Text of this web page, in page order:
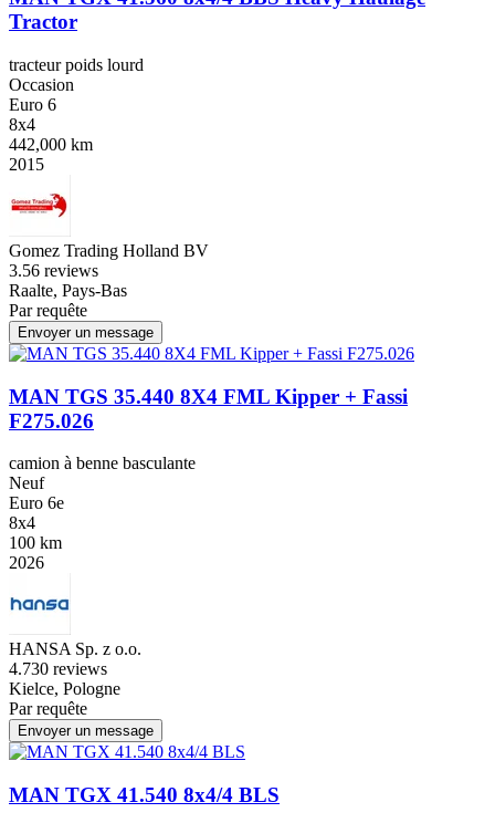
Tractor
tracteur poids lourd
Occasion
Euro 6
8x4
442,000 km
2015
Gomez Trading Holland BV
3.56 reviews
Raalte, Pays-Bas
Par requête
Envoyer un message
MAN TGS 35.440 8X4 FML Kipper + Fassi
F275.026
camion à benne basculante
Neuf
Euro 6e
8x4
100 km
2026
HANSA Sp. z o.o.
4.730 reviews
Kielce, Pologne
Par requête
Envoyer un message
MAN TGX 41.540 8x4/4 BLS